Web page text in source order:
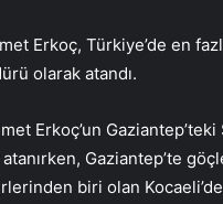
Erkoç, Türkiye’de en
olarak atandı.
Erkoç’un Gaziantep’teki
Gaziantep’te
biri olan Kocaeli’de